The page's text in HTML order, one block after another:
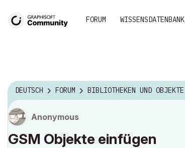
FORUM WISSENSDATENBANK
DEUTSCH FORUM BIBLIOTHEKEN UND OBJEKTE
Anonymous
GSM Objekte einfügen